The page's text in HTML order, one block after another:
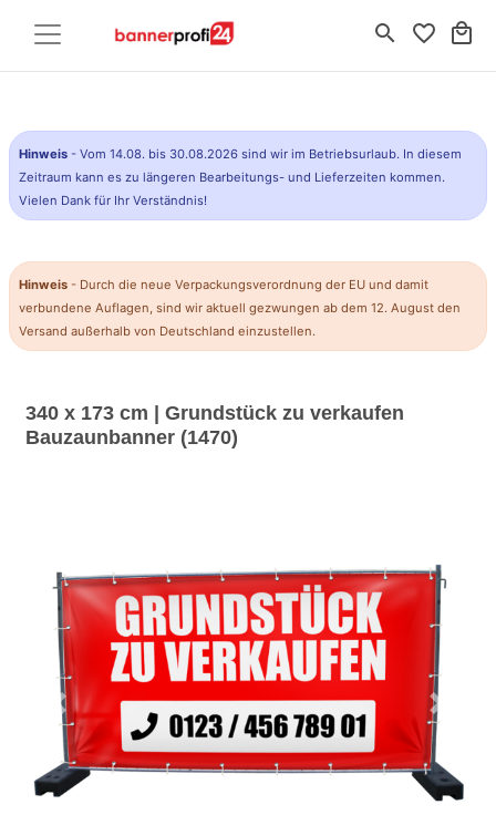
search favorite_border local_mall
Hinweis - Vom 14.08. bis 30.08.2026 sind wir im Betriebsurlaub. In diesem
Zeitraum kann es zu längeren Bearbeitungs- und Lieferzeiten kommen.
Vielen Dank für Ihr Verständnis!
Hinweis - Durch die neue Verpackungsverordnung der EU und damit
verbundene Auflagen, sind wir aktuell gezwungen ab dem 12. August den
Versand außerhalb von Deutschland einzustellen.
340 x 173 cm | Grundstück zu verkaufen
Bauzaunbanner (1470)
Previous Next